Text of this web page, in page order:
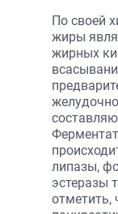
По своей
жиры
жирных
липазы,
эстеразы
отметить,